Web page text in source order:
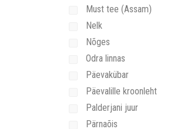
Must tee (Assam)
Nelk
Nõges
Odra linnas
Päevakübar
Päevalille kroonleht
Palderjani juur
Pärnaõis